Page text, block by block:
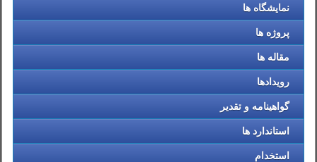
نمایشگاه ها
پروژه ها
مقاله ها
رویدادها
گواهینامه و تقدیر
استاندارد ها
استخدام